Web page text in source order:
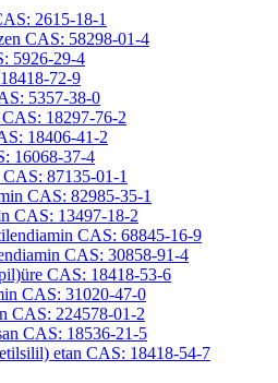
2615-18-1
CAS: 58298-01-4
5926-29-4
72-9
5357-38-0
18297-76-2
18406-41-2
16068-37-4
87135-01-1
CAS: 82985-35-1
CAS: 13497-18-2
CAS: 68845-16-9
CAS: 30858-91-4
CAS: 18418-53-6
CAS: 31020-47-0
CAS: 224578-01-2
CAS: 18536-21-5
etan CAS: 18418-54-7